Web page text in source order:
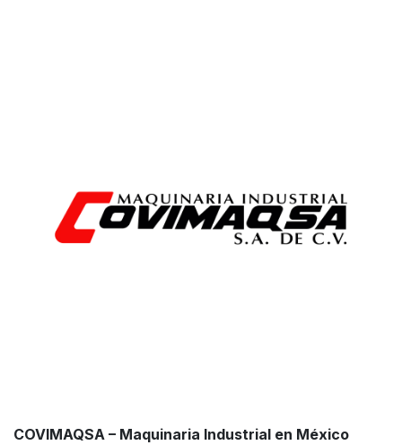
COVIMAQSA – Maquinaria Industrial en México